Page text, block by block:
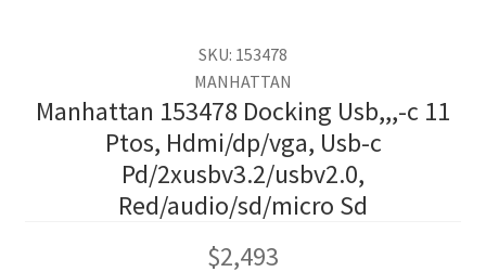
SKU: 153478
MANHATTAN
Manhattan 153478 Docking Usb,,,-c 11
Ptos, Hdmi/dp/vga, Usb-c
Pd/2xusbv3.2/usbv2.0,
Red/audio/sd/micro Sd
$2,493